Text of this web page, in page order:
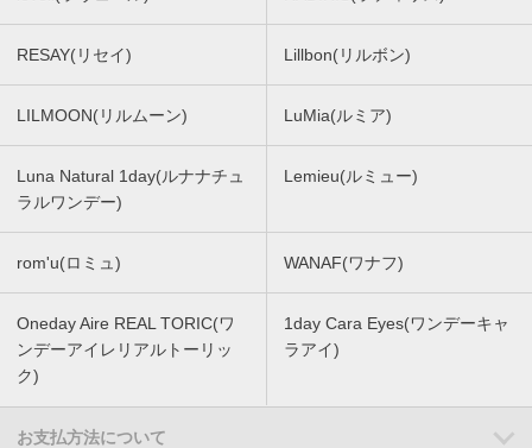
RESAY(リセイ) Lillbon(リルボン)
LILMOON(リルムーン) LuMia(ルミア)
Luna Natural 1day(ルナナチュ
ラルワンデー)
Lemieu(ルミュー)
rom'u(ロミュ) WANAF(ワナフ)
Oneday Aire REAL TORIC(ワ
ンデーアイレリアルトーリッ
ク)
1day Cara Eyes(ワンデーキャ
ラアイ)
お支払方法について